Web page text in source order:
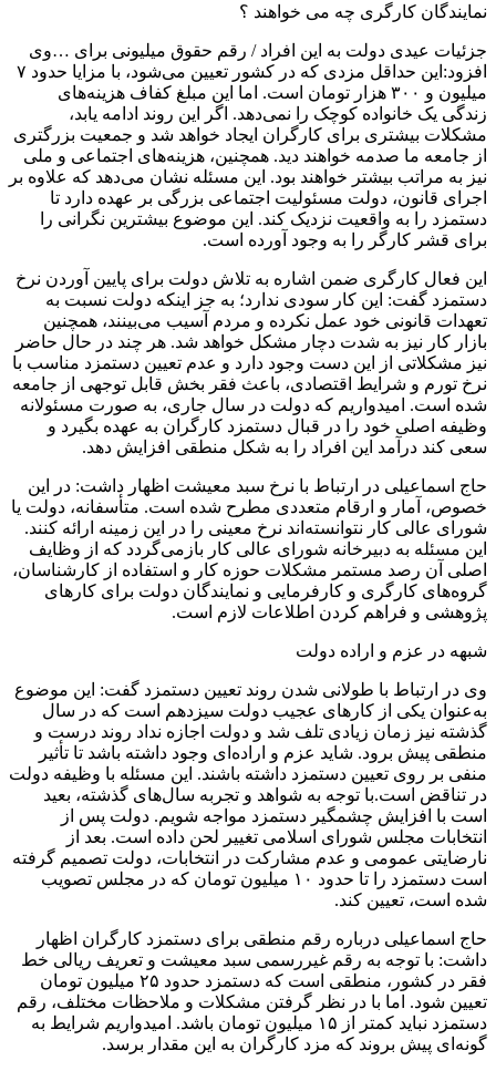
نمایندگان کارگری چه می خواهند ؟
جزئیات عیدی دولت به این افراد / رقم حقوق میلیونی برای …وی
افزود:این حداقل مزدی که در کشور تعیین می‌شود، با مزایا حدود ۷
میلیون و ۳۰۰ هزار تومان است. اما این مبلغ کفاف هزینه‌های
زندگی یک خانواده کوچک را نمی‌دهد. اگر این روند ادامه یابد،
مشکلات بیشتری برای کارگران ایجاد خواهد شد و جمعیت بزرگتری
از جامعه ما صدمه خواهند دید. همچنین، هزینه‌های اجتماعی و ملی
نیز به مراتب بیشتر خواهند بود. این مسئله نشان می‌دهد که علاوه بر
اجرای قانون، دولت مسئولیت اجتماعی بزرگی بر عهده دارد تا
دستمزد را به واقعیت نزدیک کند. این موضوع بیشترین نگرانی را
برای قشر کارگر را به وجود آورده است.
این فعال کارگری ضمن اشاره به تلاش دولت برای پایین آوردن نرخ
دستمزد گفت: این کار سودی ندارد؛ به جز اینکه دولت نسبت به
تعهدات قانونی خود عمل نکرده و مردم آسیب می‌بینند، همچنین
بازار کار نیز به شدت دچار مشکل خواهد شد. هر چند در حال حاضر
نیز مشکلاتی از این دست وجود دارد و عدم تعیین دستمزد مناسب با
نرخ تورم و شرایط اقتصادی، باعث فقر بخش قابل توجهی از جامعه
شده است. امیدواریم که دولت در سال جاری، به صورت مسئولانه
وظیفه اصلی خود را در قبال دستمزد کارگران به عهده بگیرد و
سعی کند درآمد این افراد را به شکل منطقی افزایش دهد.
حاج اسماعیلی در ارتباط با نرخ سبد معیشت اظهار داشت: در این
خصوص، آمار و ارقام متعددی مطرح شده است. متأسفانه، دولت یا
شورای عالی کار نتوانسته‌اند نرخ معینی را در این زمینه ارائه کنند.
این مسئله به دبیرخانه شورای عالی کار بازمی‌گردد که از وظایف
اصلی آن رصد مستمر مشکلات حوزه کار و استفاده از کارشناسان،
گروه‌های کارگری و کارفرمایی و نمایندگان دولت برای کارهای
پژوهشی و فراهم کردن اطلاعات لازم است.
شبهه در عزم و اراده دولت
وی در ارتباط با طولانی شدن روند تعیین دستمزد گفت: این موضوع
به‌عنوان یکی از کارهای عجیب دولت سیزدهم است که در سال
گذشته نیز زمان زیادی تلف شد و دولت اجازه نداد روند درست و
منطقی پیش برود. شاید عزم و اراده‌ای وجود داشته باشد تا تأثیر
منفی بر روی تعیین دستمزد داشته باشند. این مسئله با وظیفه دولت
در تناقض است.با توجه به شواهد و تجربه سال‌های گذشته، بعید
است با افزایش چشمگیر دستمزد مواجه شویم. دولت پس از
انتخابات مجلس شورای اسلامی تغییر لحن داده است. بعد از
نارضایتی عمومی و عدم مشارکت در انتخابات، دولت تصمیم گرفته
است دستمزد را تا حدود ۱۰ میلیون تومان که در مجلس تصویب
شده است، تعیین کند.
حاج اسماعیلی درباره رقم منطقی برای دستمزد کارگران اظهار
داشت: با توجه به رقم غیررسمی سبد معیشت و تعریف ریالی خط
فقر در کشور، منطقی است که دستمزد حدود ۲۵ میلیون تومان
تعیین شود. اما با در نظر گرفتن مشکلات و ملاحظات مختلف، رقم
دستمزد نباید کمتر از ۱۵ میلیون تومان باشد. امیدواریم شرایط به
گونه‌ای پیش بروند که مزد کارگران به این مقدار برسد.